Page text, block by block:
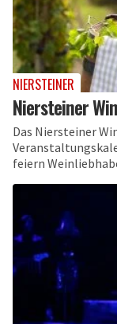
NIERSTEINER
Niersteiner
Das Niersteiner
feiern